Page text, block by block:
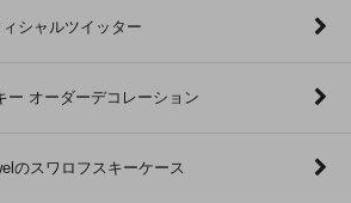
シャルツイッター
ー オーダーデコレーション
のスワロフスキーケース